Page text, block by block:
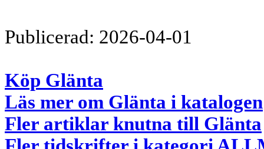
Publicerad: 2026-04-01
Köp Glänta
Läs mer om Glänta i katalogen
Fler artiklar knutna till Glänta